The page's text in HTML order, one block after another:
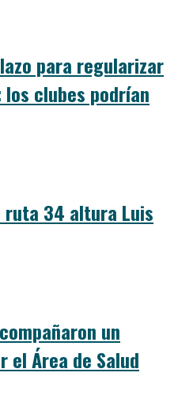
para regularizar
clubes podrían
34 altura Luis
un
Área de Salud